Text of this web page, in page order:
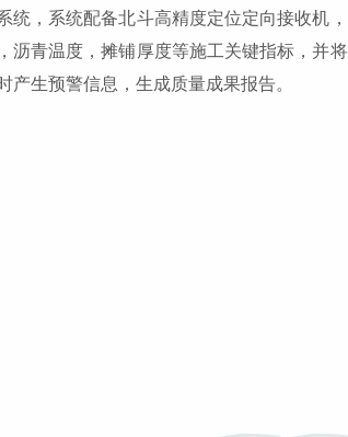
统，系统配备北斗高精度定位定向接收机
沥青温度，摊铺厚度等施工关键指标，并
产生预警信息，生成质量成果报告。